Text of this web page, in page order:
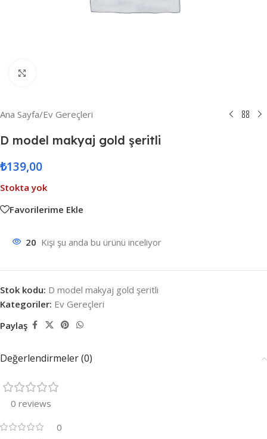
Ana Sayfa/Ev Gereçleri
D model makyaj gold şeritli
₺139,00
Stokta yok
Favorilerime Ekle
20 Kişi şu anda bu ürünü inceliyor
Stok kodu: D model makyaj gold şeritli
Kategoriler: Ev Gereçleri
Paylaş
Değerlendirmeler (0)
0 reviews
0